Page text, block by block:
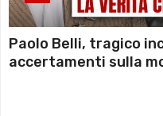
Paolo Belli, tragico
accertamenti sulla